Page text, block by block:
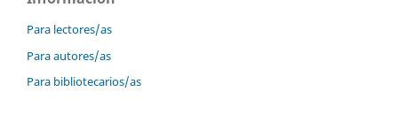
Para lectores/as
Para autores/as
Para bibliotecarios/as